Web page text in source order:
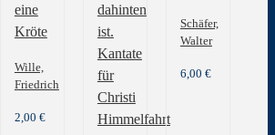
eine
Kröte
Wille,
Friedrich
2,00 €
dahinten
ist.
Kantate
für
Christi
Himmelfahrt
Schäfer,
Walter
6,00 €